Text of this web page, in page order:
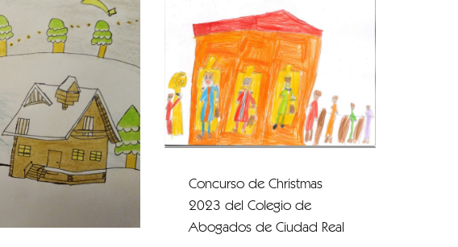
Concurso de Christmas
2023 del Colegio de
Abogados de Ciudad Real